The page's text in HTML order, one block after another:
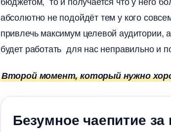
абсолютно не подойдёт тем у кого
привлечь максимум целевой аудитории,
удет работать для нас неправильно и
торой момент, который нужно
Безумное чаепитие